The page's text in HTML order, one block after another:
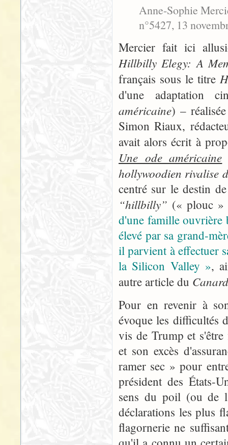
Anne-Sophie
n°5427, 13
Mercier fait ici
Hillbilly Elegy: A
français sous le titre
d'une adaptation
américaine) –
Simon Riaux,
avait alors écrit à
Une ode américaine
hollywoodien rivalise
centré sur le destin
“hillbilly” (« plouc »
d'une famille ouvrière
élevé par sa grand-
il parvient à effectuer
la Silicon Valley »,
autre article du Canard
Pour en revenir à
évoque les difficultés
vis de Trump et
et son excès
ramer sec » pour
président des États-
sens du poil (ou de
déclarations les plus
flagornerie ne